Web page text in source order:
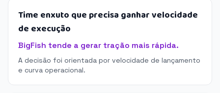
Time enxuto que precisa ganhar velocidade
de execução
BigFish tende a gerar tração mais rápida.
A decisão foi orientada por velocidade de lançamento
e curva operacional.